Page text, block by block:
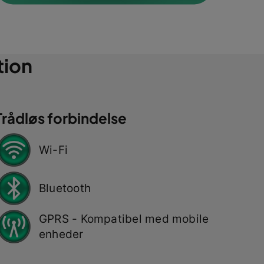
forbindelse
Wi-Fi
Bluetooth
GPRS - Kompatibel med mobile
enheder